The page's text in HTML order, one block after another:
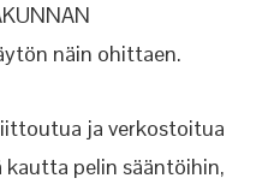
näin ohittaen.
ja verkostoitua
pelin sääntöihin,